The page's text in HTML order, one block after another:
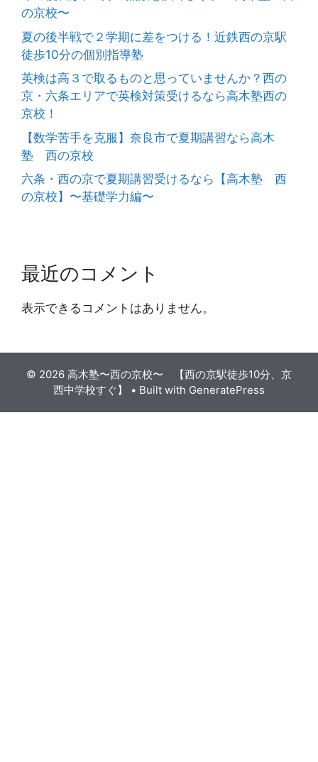
の京校〜
夏の後半戦で２学期に差をつける！近鉄西の京駅
徒歩10分の個別指導塾
英検は高３で取るものと思っていませんか？西の
京・六条エリアで英検対策受けるなら高木塾西の
京校！
【数学苦手を克服】奈良市で夏期講習なら高木
塾 西の京校
六条・西の京で夏期講習受けるなら【高木塾 西
の京校】〜基礎学力編〜
最近のコメント
表示できるコメントはありません。
© 2026 高木塾〜西の京校〜 【西の京駅徒歩10分、京
西中学校すぐ】
• Built with GeneratePress